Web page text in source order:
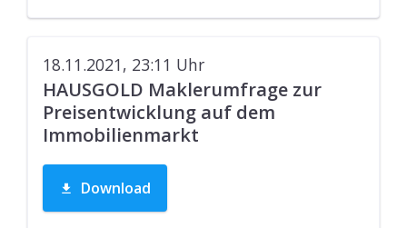
18.11.2021, 23:11 Uhr
HAUSGOLD Maklerumfrage zur
Preisentwicklung auf dem
Immobilienmarkt
Download